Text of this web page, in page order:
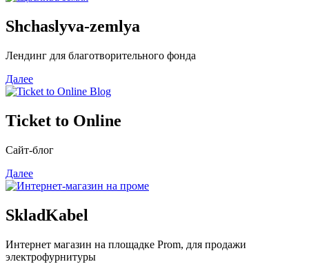
Shchaslyva-zemlya
Лендинг для благотворительного фонда
Далее
Ticket to Online
Сайт-блог
Далее
SkladKabel
Интернет магазин на площадке Prom, для продажи
электрофурнитуры